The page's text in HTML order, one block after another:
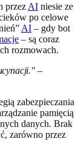
przez AI niesie ze
po celowe
AI – gdy bot
– są coraz
rozmowach.
–
zabezpieczania
pamięcią
danych. Brak
zarówno przez